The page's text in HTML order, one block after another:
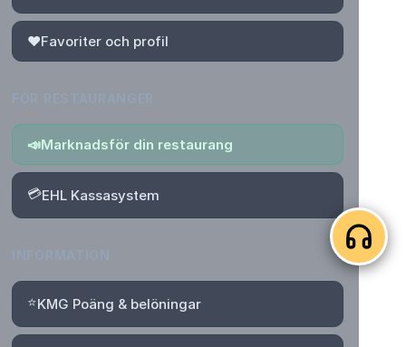
❤️Favoriter och profil
📣Marknadsför din restaurang
💳EHL Kassasystem
⭐KMG Poäng & belöningar